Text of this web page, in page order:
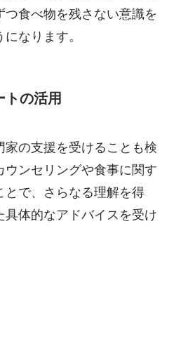
食べ物を残さない意識を
なります。
トの活用
家の支援を受けることも検
ウンセリングや食事に関す
とで、さらなる理解を得
具体的なアドバイスを受け